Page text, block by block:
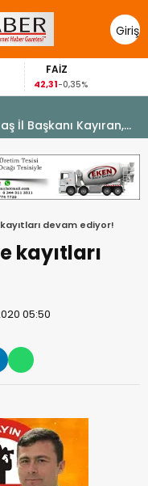
Giriş
Yap
FAİZ
42,31-0,35%
İl Başkanı Kayıran,
devam ediyor!
kayıtları
05:50